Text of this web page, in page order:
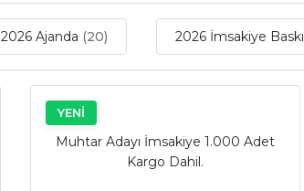
2026 Ajanda (20) 2026 İmsakiye Baskı
YENİ
Muhtar Adayı İmsakiye 1.000 Adet
Kargo Dahil.